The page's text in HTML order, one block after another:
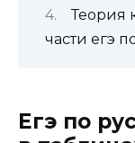
Теория
части егэ
Егэ по